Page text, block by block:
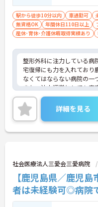
駅から徒歩10分以内 車通勤可
無資格OK
年間休日110日以上
産休･育休･介護休暇取得実績あり
整形外科に注力している病
宅復帰にも力を入れており
なくてはならない病院の一
また、法人運営としても安
健施設など幅広く包括的に
同院の強みでございます。
ましたらお気軽にお問い合
詳細を見る
社会医療法人三愛会三愛病院
【鹿児島県／鹿児
者は未経験可◎病院